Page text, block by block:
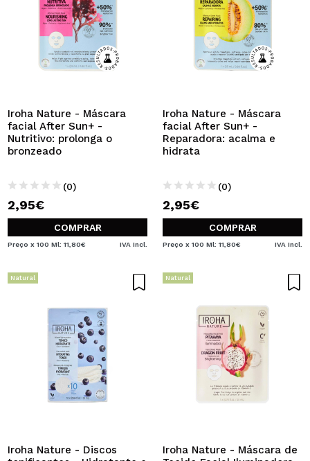
Iroha Nature - Máscara
facial After Sun+ -
Nutritivo: prolonga o
bronzeado
(0)
2,95€
COMPRAR
Preço x 100 Ml: 11,80€ IVA Incl.
Iroha Nature - Máscara
facial After Sun+ -
Reparadora: acalma e
hidrata
(0)
2,95€
COMPRAR
Preço x 100 Ml: 11,80€ IVA Incl.
Natural
Iroha Nature - Discos
Natural
Iroha Nature - Máscara de